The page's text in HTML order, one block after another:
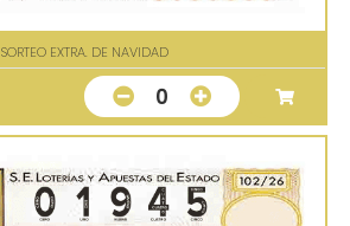
SORTEO EXTRA. DE NAVIDAD
0